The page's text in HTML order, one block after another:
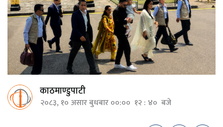
काठमाण्डुपाटी
२०८३, १० असार बुधबार ००:०० १२ : ४० बजे